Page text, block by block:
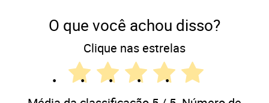
O que você achou disso?
Clique nas estrelas